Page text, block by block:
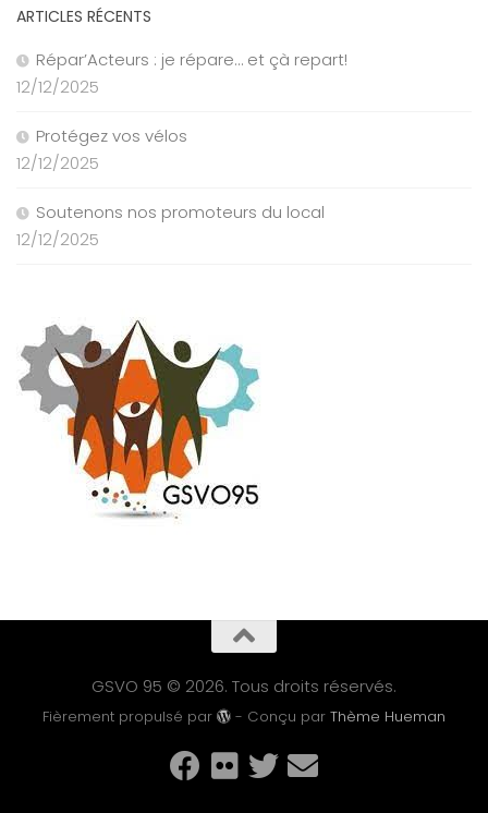
ARTICLES RÉCENTS
Répar’Acteurs : je répare… et çà repart!
12/12/2025
Protégez vos vélos
12/12/2025
Soutenons nos promoteurs du local
12/12/2025
GSVO 95 © 2026. Tous droits réservés.
Fièrement propulsé par - Conçu parThème Hueman